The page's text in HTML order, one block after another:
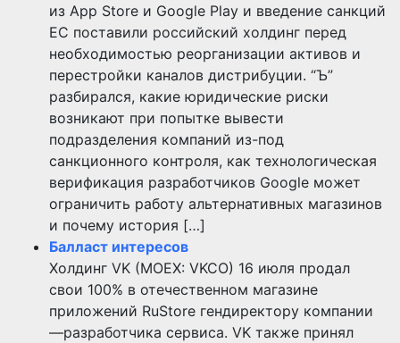
из App Store и Google Play и введение санкций
ЕС поставили российский холдинг перед
необходимостью реорганизации активов и
перестройки каналов дистрибуции. “Ъ”
разбирался, какие юридические риски
возникают при попытке вывести
подразделения компаний из-под
санкционного контроля, как технологическая
верификация разработчиков Google может
ограничить работу альтернативных магазинов
и почему история […]
Балласт интересов
Холдинг VK (MOEX: VKCO) 16 июля продал
свои 100% в отечественном магазине
приложений RuStore гендиректору компании
—разработчика сервиса. VK также принял